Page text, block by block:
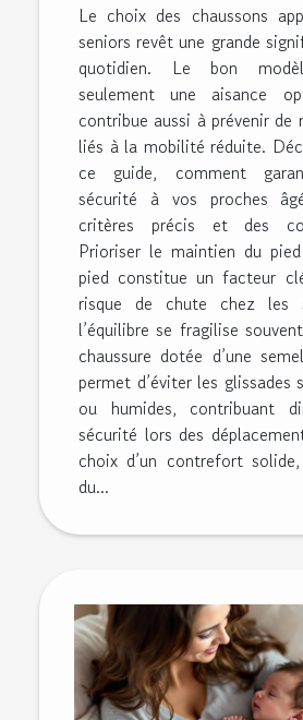
Le choix des chaussons
seniors revêt une grande
quotidien. Le bon
seulement une aisance
contribue aussi à prévenir de
liés à la mobilité réduite.
ce guide, comment
sécurité à vos proches
critères précis et des
Prioriser le maintien du
pied constitue un facteur
risque de chute chez les
l’équilibre se fragilise
chaussure dotée d’une
permet d’éviter les glissades
ou humides, contribuant
sécurité lors des
choix d’un contrefort
du...